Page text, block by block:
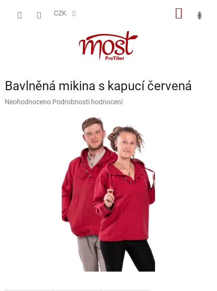
CZK
Bavlněná mikina s kapucí červená
Průměrné
Neohodnoceno Podrobnosti hodnocení